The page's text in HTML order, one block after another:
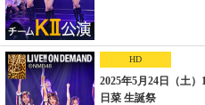
HD
2025年5月24日（土
日菜 生誕祭